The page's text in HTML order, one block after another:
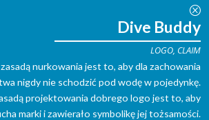
Q
Dive Buddy
LOGO, CLAIM
nurkowania jest to, aby dla zachowania
nigdy nie schodzić pod wodę w pojedynkę.
projektowania dobrego logo jest to, aby
marki i zawierało symbolikę jej tożsamości.